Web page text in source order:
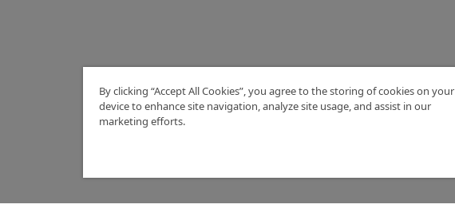
By clicking “Accept All Cookies”, you agree to the storing of cookies on your
device to enhance site navigation, analyze site usage, and assist in our
marketing efforts.